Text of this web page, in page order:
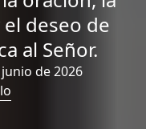
deseo de
al Señor.
de 2026